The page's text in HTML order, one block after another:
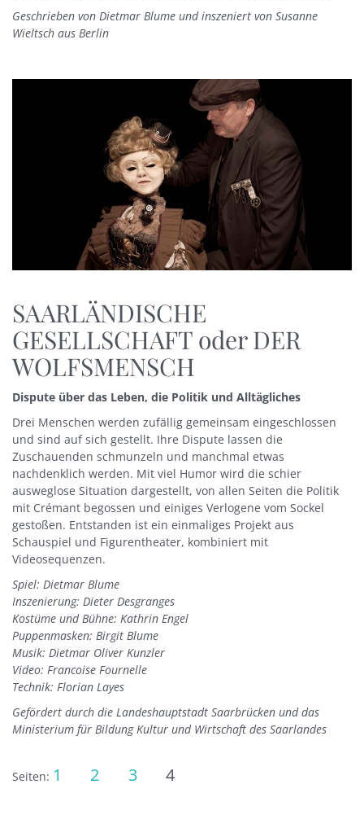
Geschrieben von Dietmar Blume und inszeniert von Susanne
Wieltsch aus Berlin
SAARLÄNDISCHE
GESELLSCHAFT oder DER
WOLFSMENSCH
Dispute über das Leben, die Politik und Alltägliches
Drei Menschen werden zufällig gemeinsam eingeschlossen
und sind auf sich gestellt. Ihre Dispute lassen die
Zuschauenden schmunzeln und manchmal etwas
nachdenklich werden. Mit viel Humor wird die schier
ausweglose Situation dargestellt, von allen Seiten die Politik
mit Crémant begossen und einiges Verlogene vom Sockel
gestoßen. Entstanden ist ein einmaliges Projekt aus
Schauspiel und Figurentheater, kombiniert mit
Videosequenzen.
Spiel: Dietmar Blume
Inszenierung: Dieter Desgranges
Kostüme und Bühne: Kathrin Engel
Puppenmasken: Birgit Blume
Musik: Dietmar Oliver Kunzler
Video: Francoise Fournelle
Technik: Florian Layes
Gefördert durch die Landeshauptstadt Saarbrücken und das
Ministerium für Bildung Kultur und Wirtschaft des Saarlandes
Seiten: 1 2 3 4